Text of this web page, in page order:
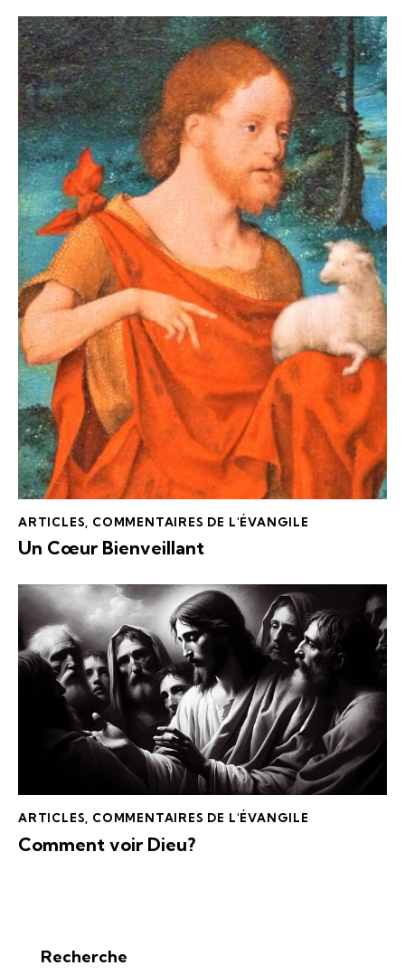
ARTICLES COMMENTAIRES DE L'ÉVANGILE
Un Cœur Bienveillant
ARTICLES, COMMENTAIRES DE L'ÉVANGILE
Comment voir Dieu?
Recherche